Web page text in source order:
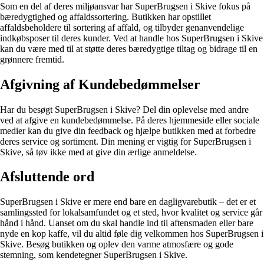
Som en del af deres miljøansvar har SuperBrugsen i Skive fokus på
bæredygtighed og affaldssortering. Butikken har opstillet
affaldsbeholdere til sortering af affald, og tilbyder genanvendelige
indkøbsposer til deres kunder. Ved at handle hos SuperBrugsen i Skive
kan du være med til at støtte deres bæredygtige tiltag og bidrage til en
grønnere fremtid.
Afgivning af Kundebedømmelser
Har du besøgt SuperBrugsen i Skive? Del din oplevelse med andre
ved at afgive en kundebedømmelse. På deres hjemmeside eller sociale
medier kan du give din feedback og hjælpe butikken med at forbedre
deres service og sortiment. Din mening er vigtig for SuperBrugsen i
Skive, så tøv ikke med at give din ærlige anmeldelse.
Afsluttende ord
SuperBrugsen i Skive er mere end bare en dagligvarebutik – det er et
samlingssted for lokalsamfundet og et sted, hvor kvalitet og service går
hånd i hånd. Uanset om du skal handle ind til aftensmaden eller bare
nyde en kop kaffe, vil du altid føle dig velkommen hos SuperBrugsen i
Skive. Besøg butikken og oplev den varme atmosfære og gode
stemning, som kendetegner SuperBrugsen i Skive.